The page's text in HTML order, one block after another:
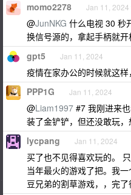
momo2278 Jan 11,
@JunNKG 什么电视 30 秒
换信号源的，拿起手柄就
gpt5 Jan 11, 2024
疫情在家办公的时候就这样
PPP1G Jan 11, 2024
@Liam1997 #7 我刚进来
装了金铲铲，但还没敢玩
lycpang Jan 11, 2024
买了也不见得喜欢玩的。
当年最火的游戏了把。我
豆兄弟的割草游戏，，完